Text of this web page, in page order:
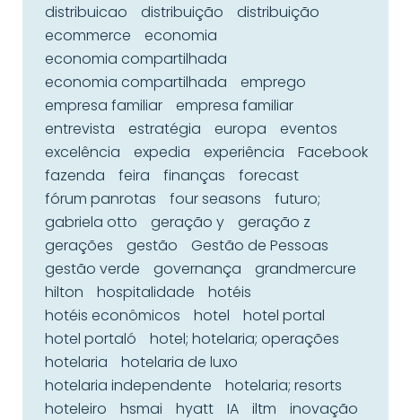
distribuicao
distribuição
distribuição
ecommerce
economia
economia compartilhada
economia compartilhada
emprego
empresa familiar
empresa familiar
entrevista
estratégia europa
eventos
excelência
expedia experiência
Facebook
fazenda
feira finanças
forecast
fórum panrotas
four seasons
futuro;
gabriela otto
geração y
geração z
gerações
gestão
Gestão de Pessoas
gestão verde
governança
grandmercure
hilton
hospitalidade
hotéis
hotéis econômicos
hotel
hotel portal
hotel portaló
hotel; hotelaria; operações
hotelaria
hotelaria de luxo
hotelaria independente
hotelaria; resorts
hoteleiro
hsmai hyatt IA iltm
inovação